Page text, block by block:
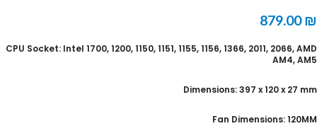
879.00₪
CPU Socket: Intel 1700, 1200, 1150, 1151, 1155, 1156, 1366, 2011, 2066, AMD
AM4, AM5
Dimensions: 397 x 120 x 27 mm
Fan Dimensions: 120MM